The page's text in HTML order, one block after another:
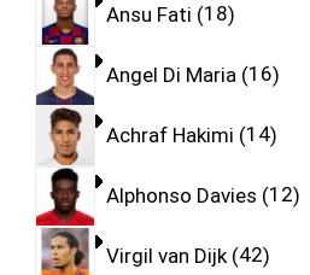
Ansu Fati 18
Angel Di Maria 16
Achraf Hakimi 14
Alphonso Davies 12
Virgil van Dijk 42